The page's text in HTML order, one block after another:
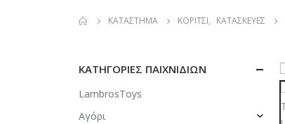
ΚΑΤΆΣΤΗΜΑ ΚΟΡΊΤΣΙ, ΚΑΤΑΣΚΕΥΈΣ
ΚΑΤΗΓΟΡΊΕΣ ΠΑΙΧΝΙΔΙΏΝ
LambrosToys
Αγόρι